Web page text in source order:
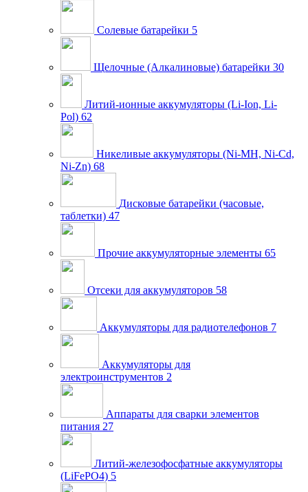
Солевые батарейки 5
Щелочные (Алкалиновые) батарейки 30
Литий-ионные аккумуляторы (Li-Ion, Li-
Pol) 62
Никеливые аккумуляторы (Ni-MH, Ni-Cd,
Ni-Zn) 68
Дисковые батарейки (часовые,
таблетки) 47
Прочие аккумуляторные элементы 65
Отсеки для аккумуляторов 58
Аккумуляторы для радиотелефонов 7
Аккумуляторы для
электроинструментов 2
Аппараты для сварки элементов
питания 27
Литий-железофосфатные аккумуляторы
(LiFePO4) 5